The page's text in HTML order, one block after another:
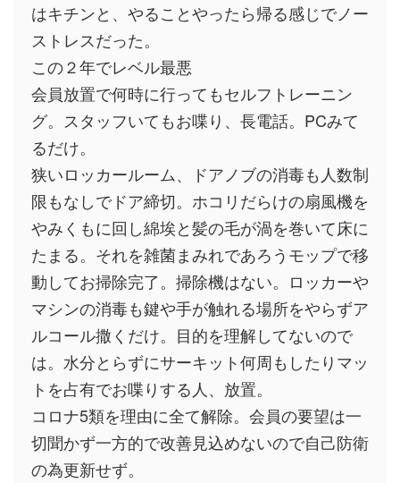
はキチンと、やることやったら帰る感じでノー
ストレスだった。
この２年でレベル最悪
会員放置で何時に行ってもセルフトレーニン
グ。スタッフいてもお喋り、長電話。PCみて
るだけ。
狭いロッカールーム、ドアノブの消毒も人数制
限もなしでドア締切。ホコリだらけの扇風機を
やみくもに回し綿埃と髪の毛が渦を巻いて床に
たまる。それを雑菌まみれであろうモップで移
動してお掃除完了。掃除機はない。ロッカーや
マシンの消毒も鍵や手が触れる場所をやらずア
ルコール撒くだけ。目的を理解してないので
は。水分とらずにサーキット何周もしたりマッ
トを占有でお喋りする人、放置。
コロナ5類を理由に全て解除。会員の要望は一
切聞かず一方的で改善見込めないので自己防衛
の為更新せず。